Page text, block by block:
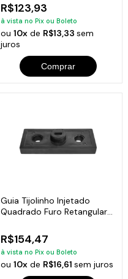
R$123,93
à vista no Pix ou Boleto
ou 10xde R$13,33 sem
juros
Comprar
Guia Tijolinho Injetado
Quadrado Furo Retangular
R$154,47
à vista no Pix ou Boleto
ou 10xde R$16,61 sem juros